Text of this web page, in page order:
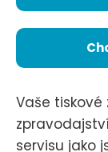
Vaše tiskové
servisu jako